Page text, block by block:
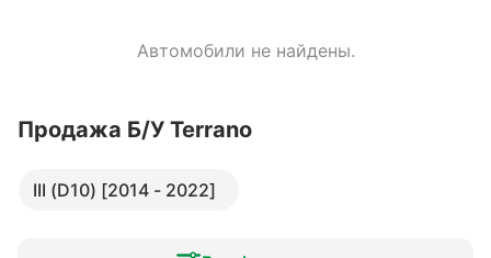
Автомобили не найдены.
Продажа Б/У Terrano
III (D10) [2014 - 2022]